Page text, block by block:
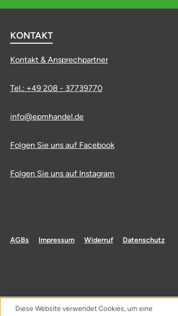
KONTAKT
Kontakt & Ansprechpartner
Tel.: +49 208 - 37739770
info@epmhandel.de
Folgen Sie uns auf Facebook
Folgen Sie uns auf Instagram
AGBs Impressum Widerruf Datenschutz
Diese Website verwendet Cookies, um eine